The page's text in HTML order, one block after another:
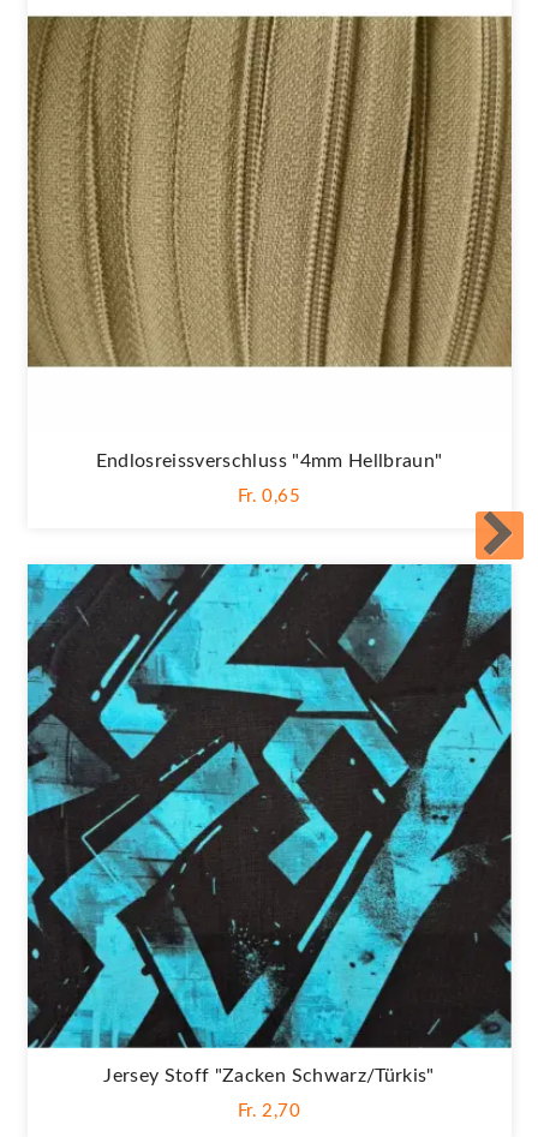
Endlosreissverschluss "4mm Hellbraun"
Fr. 0,65
Jersey Stoff "Zacken Schwarz/türkis"
Fr. 2,70